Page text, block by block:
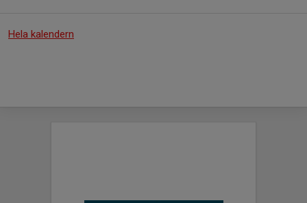
Hela kalendern